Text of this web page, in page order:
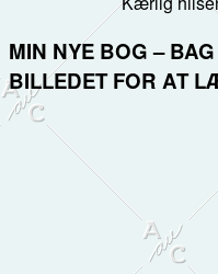
MIN NYE BOG –
BILLEDET FOR AT